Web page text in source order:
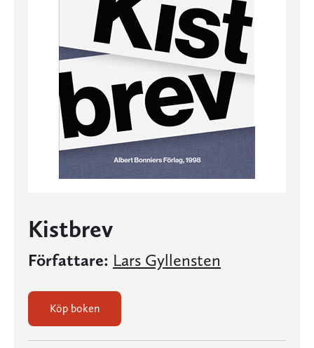
Kistbrev
Författare: Lars Gyllensten
Köp boken